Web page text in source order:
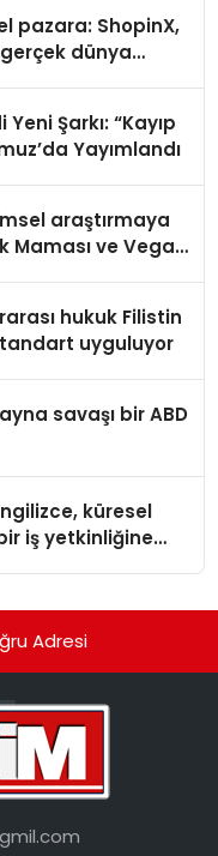
pazara: ShopinX,
dünya
Şarkı: “Kayıp
Yayımlandı
araştırmaya
Maması ve Vegan
hukuk Filistin
uyguluyor
savaşı bir ABD
küresel
iş yetkinliğine
Adresi